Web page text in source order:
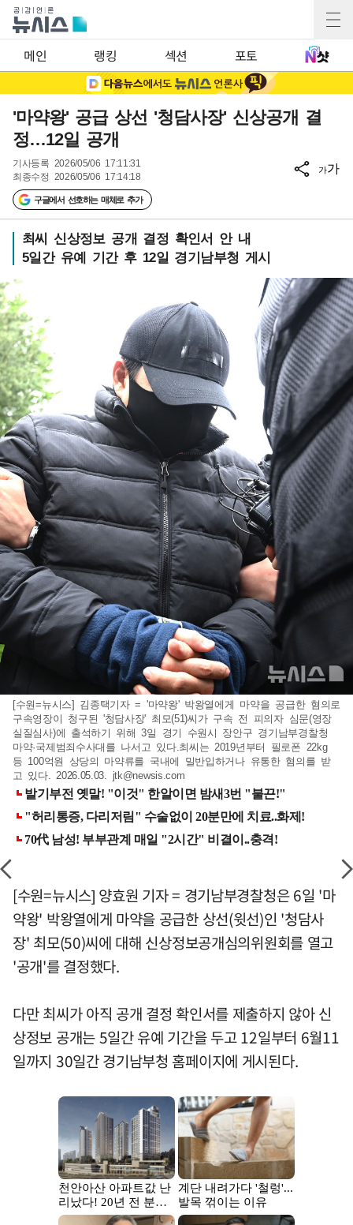
메인 랭킹 섹션 포토
'마약왕' 공급 상선 '청담사장' 신상공개 결
정…12일 공개
기사등록 2026/05/06 17:11:31
최종수정 2026/05/06 17:14:18
구글에서 선호하는 매체로 추가
가가
최씨 신상정보 공개 결정 확인서 안 내
5일간 유예 기간 후 12일 경기남부청 게시
[수원=뉴시스] 김종택기자 = '마약왕' 박왕열에게 마약을 공급한 혐의로
구속영장이 청구된 '청담사장' 최모(51)씨가 구속 전 피의자 심문(영장
실질심사)에 출석하기 위해 3일 경기 수원시 장안구 경기남부경찰청
마약·국제범죄수사대를 나서고 있다.최씨는 2019년부터 필로폰 22kg
등 100억원 상당의 마약류를 국내에 밀반입하거나 유통한 혐의를 받
고 있다. 2026.05.03. jtk@newsis.com
[수원=뉴시스] 양효원 기자 = 경기남부경찰청은 6일 '마
약왕' 박왕열에게 마약을 공급한 상선(윗선)인 '청담사
장' 최모(50)씨에 대해 신상정보공개심의위원회를 열고
'공개'를 결정했다.
다만 최씨가 아직 공개 결정 확인서를 제출하지 않아 신
상정보 공개는 5일간 유예 기간을 두고 12일부터 6월11
일까지 30일간 경기남부청 홈페이지에 게시된다.